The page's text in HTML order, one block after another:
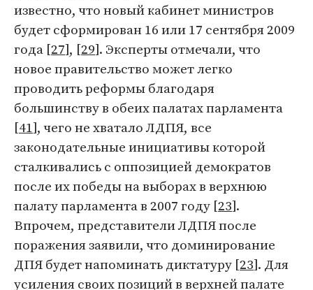
известно, что новый кабинет министров
будет сформирован 16 или 17 сентября 2009
года [27], [29]. Эксперты отмечали, что
новое правительство может легко
проводить реформы благодаря
большинству в обеих палатах парламента
[41], чего не хватало ЛДПЯ, все
законодательные инициативы которой
сталкивались с оппозицией демократов
после их победы на выборах в верхнюю
палату парламента в 2007 году [23].
Впрочем, представители ЛДПЯ после
поражения заявили, что доминирование
ДПЯ будет напоминать диктатуру [23]. Для
усиления своих позиций в верхней палате